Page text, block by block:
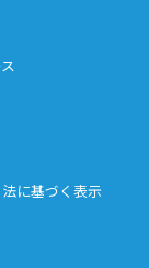
に基づく表示